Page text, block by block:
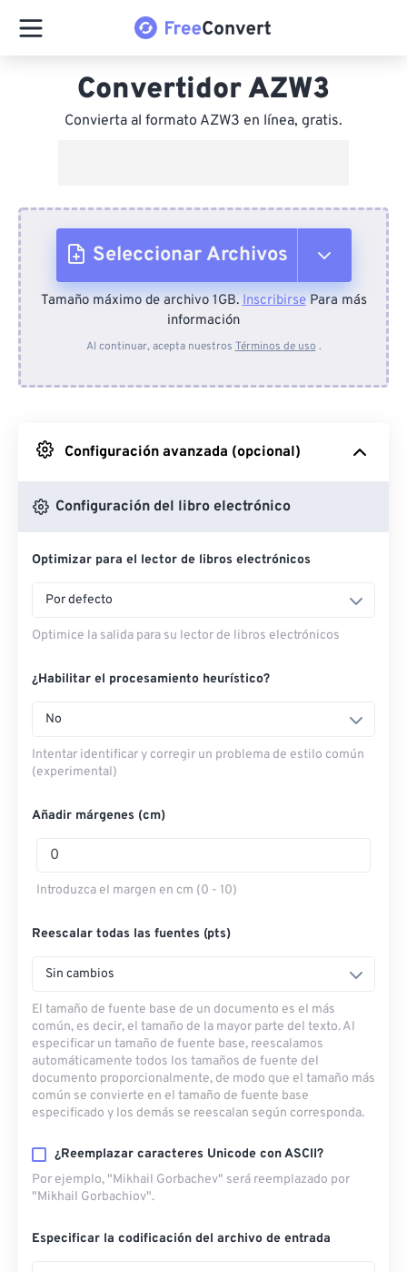
Convertidor AZW3
Convierta al formato AZW3 en línea, gratis.
Seleccionar Archivos
Desde el dispositivo
Desde Google Drive
Desde OneDrive
Desde URL
Tamaño máximo de archivo 1GB.InscribirsePara más
información
Al continuar, acepta nuestros Términos de uso .
Configuración avanzada (opcional)
Configuración del libro electrónico
Optimizar para el lector de libros electrónicos
Por defecto
Optimice la salida para su lector de libros electrónicos
¿Habilitar el procesamiento heurístico?
No
Intentar identificar y corregir un problema de estilo común
(experimental)
Añadir márgenes (cm)
Introduzca el margen en cm (0 - 10)
Reescalar todas las fuentes (pts)
Sin cambios
El tamaño de fuente base de un documento es el más
común, es decir, el tamaño de la mayor parte del texto. Al
especificar un tamaño de fuente base, reescalamos
automáticamente todos los tamaños de fuente del
documento proporcionalmente, de modo que el tamaño más
común se convierte en el tamaño de fuente base
especificado y los demás se reescalan según corresponda.
¿Reemplazar caracteres Unicode con ASCII?
Por ejemplo, "Mikhail Gorbachev" será reemplazado por
"Mikhail Gorbachiov".
Especificar la codificación del archivo de entrada